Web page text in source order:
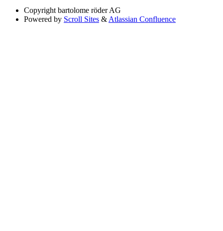
Copyright bartolome röder AG
Powered by Scroll Sites & Atlassian Confluence